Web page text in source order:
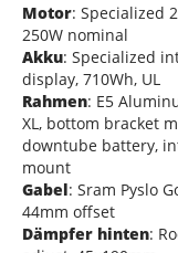
Motor: Specialized
250W nominal
Akku: Specialized
display, 710Wh, UL
Rahmen: E5
XL, bottom bracket
downtube battery,
mount
Gabel: Sram Pyslo
44mm offset
Dämpfer hinten: